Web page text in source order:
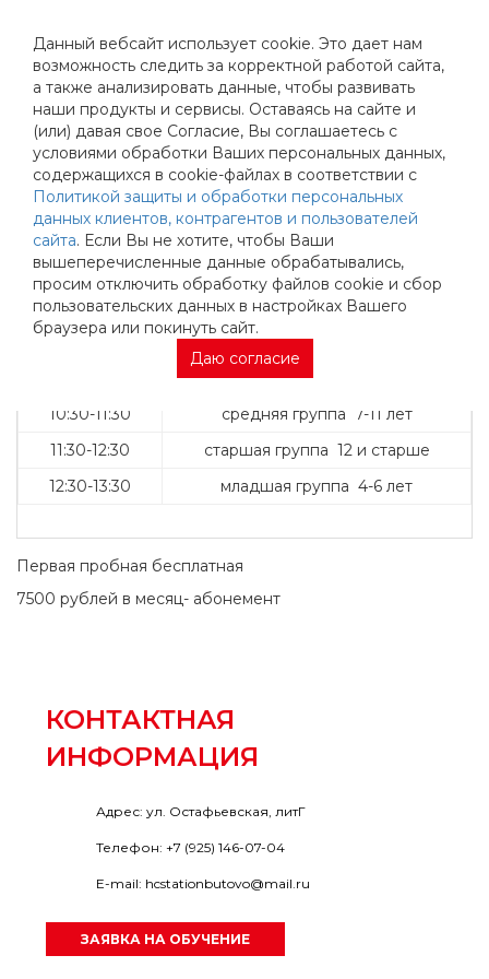
Данный вебсайт использует cookie. Это дает нам
возможность следить за корректной работой сайта,
а также анализировать данные, чтобы развивать
наши продукты и сервисы. Оставаясь на сайте и
(или) давая свое Согласие, Вы соглашаетесь с
условиями обработки Ваших персональных данных,
содержащихся в cookie-файлах в соответствии с
Политикой защиты и обработки персональных
данных клиентов, контрагентов и пользователей
сайта. Если Вы не хотите, чтобы Ваши
вышеперечисленные данные обрабатывались,
просим отключить обработку файлов cookie и сбор
пользовательских данных в настройках Вашего
браузера или покинуть сайт.
Даю согласие
ТХЭКВОНДО
Группы
Вт-Чт
17:00-18:00
младшая группа 4-6 лет
18:00 -19:00
средняя группа 7-11 лет
19:00 -20:00
старшая группа 12 и старше
Сб.
10:30-11:30
средняя группа 7-11 лет
11:30-12:30
старшая группа 12 и старше
12:30-13:30
младшая группа 4-6 лет
Первая пробная бесплатная
7500 рублей в месяц- абонемент
КОНТАКТНАЯ
ИНФОРМАЦИЯ
Адрес: ул. Остафьевская, литГ
Телефон: +7 (925) 146-07-04
E-mail: hcstationbutovo@mail.ru
ЗАЯВКА НА ОБУЧЕНИЕ